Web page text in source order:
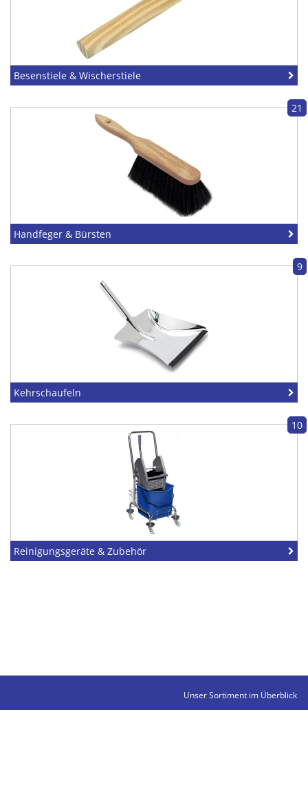
Besenstiele & Wischerstiele
21
Handfeger & Bürsten
9
Kehrschaufeln
10
Reinigungsgeräte & Zubehör
Unser Sortiment im Überblick